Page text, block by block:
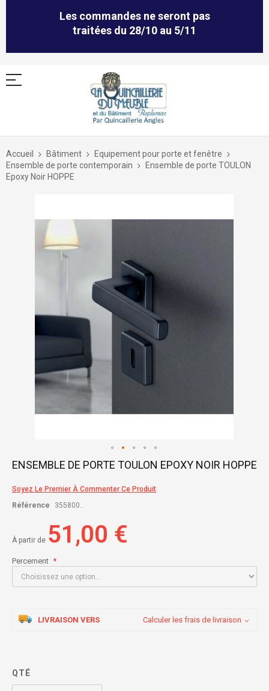
Les commandes ne seront pas
traitées du 28/10 au 5/11
Allez
contenu
Accueil Bâtiment
Equipement pour porte et fenêtre
Ensemble de porte contemporain
Ensemble de porte TOULON
Epoxy Noir HOPPE
Skip
beginning
of
gallery
ENSEMBLE DE PORTE TOULON EPOXY NOIR HOPPE
Soyez Le Premier À Commenter Ce Produit
Référence
355800..
À partir de 51,00 €
Percement
LIVRAISON VERS Calculer les frais de livraison
QTÉ